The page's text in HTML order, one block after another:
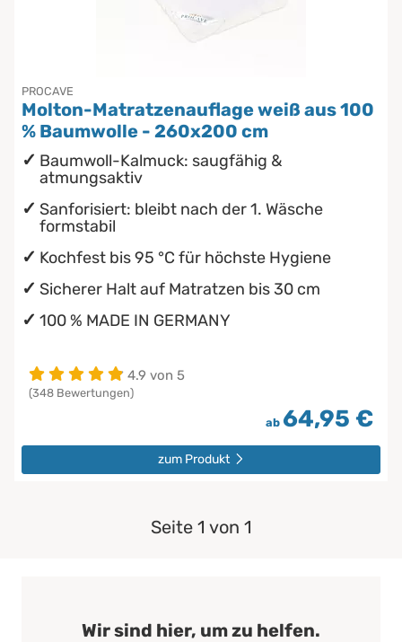
PROCAVE
Molton-Matratzenauflage weiß aus 100
% Baumwolle - 260x200 cm
Baumwoll-Kalmuck: saugfähig &
atmungsaktiv
Sanforisiert: bleibt nach der 1. Wäsche
formstabil
Kochfest bis 95 °C für höchste Hygiene
Sicherer Halt auf Matratzen bis 30 cm
100 % MADE IN GERMANY
4.9 von 5
(348 Bewertungen)
ab 64,95 €
zum Produkt
Seite 1 von 1
Wir sind hier, um zu helfen.
Die besten Sommerbettdecken
Die richtige Matratze kaufen